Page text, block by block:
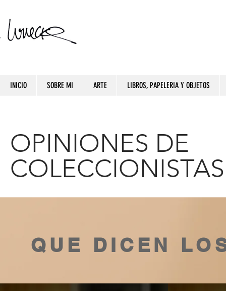
INICIO SOBRE MI ARTE LIBROS, PAPELERIA Y OBJETOS
OPINIONES DE
COLECCIONISTAS
QUE DICEN